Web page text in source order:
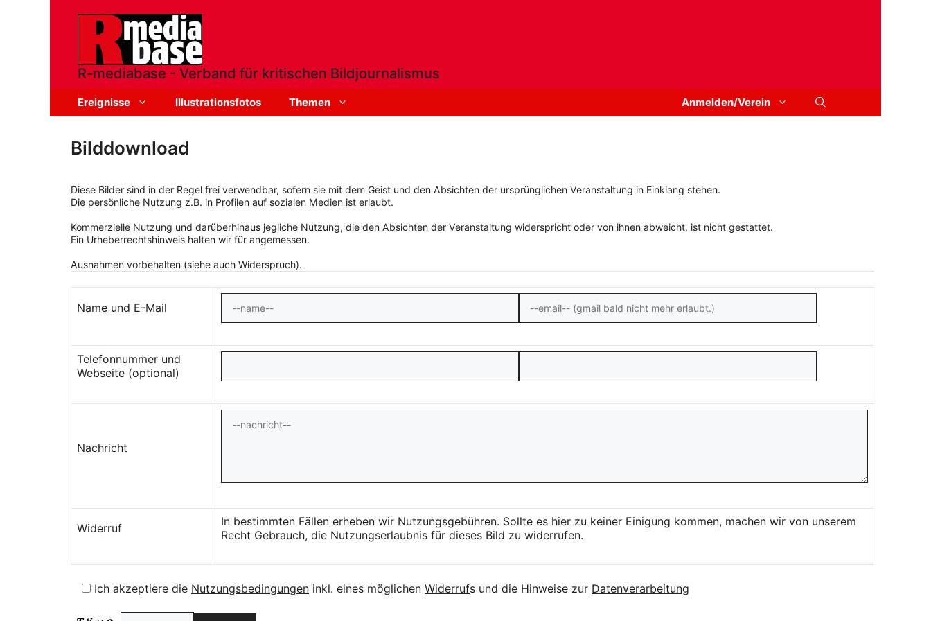
R-mediabase - Verband für kritischen Bildjournalismus
Ereignisse Illustrationsfotos Themen Anmelden/Verein
Bilddownload
Diese Bilder sind in der Regel frei verwendbar, sofern sie mit dem Geist und den Absichten der ursprünglichen Veranstaltung in Einklang stehen.
Die persönliche Nutzung z.B. in Profilen auf sozialen Medien ist erlaubt.
Kommerzielle Nutzung und darüberhinaus jegliche Nutzung, die den Absichten der Veranstaltung widerspricht oder von ihnen abweicht, ist nicht gestattet.
Ein Urheberrechtshinweis halten wir für angemessen.
Ausnahmen vorbehalten (siehe auch Widerspruch).
Name und E-Mail
Telefonnummer und
Webseite (optional)
Nachricht
Widerruf
In bestimmten Fällen erheben wir Nutzungsgebühren. Sollte es hier zu keiner Einigung kommen, machen wir von unserem
Recht Gebrauch, die Nutzungserlaubnis für dieses Bild zu widerrufen.
Ich akzeptiere die Nutzungsbedingungen inkl. eines möglichen Widerrufs und die Hinweise zur Datenverarbeitung